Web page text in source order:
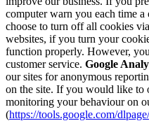
computer warn you each time
choose to turn off all cookies
websites, if you turn your
function properly. However,
customer service. Google
our sites for anonymous
on the site. If you would like to
monitoring your behaviour on
(https://tools.google.com/